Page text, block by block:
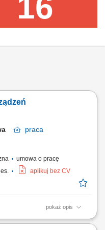
praca
umowa o pracę
aplikuj bez CV
pokaż opis
i urządzeń